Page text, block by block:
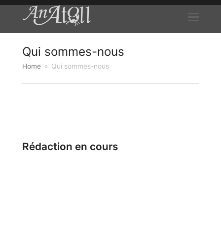
Qui sommes-nous
Home » Qui sommes-nous
Rédaction en cours